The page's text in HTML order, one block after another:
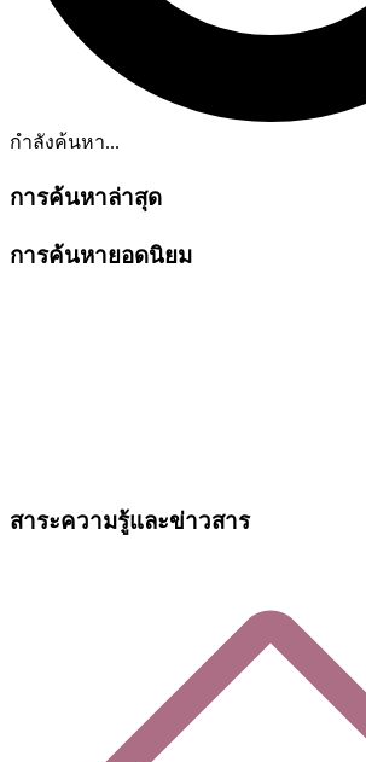
กำลังค้นหา...
การค้นหาล่าสุด
การค้นหายอดนิยม
สาระความรู้และข่าวสาร